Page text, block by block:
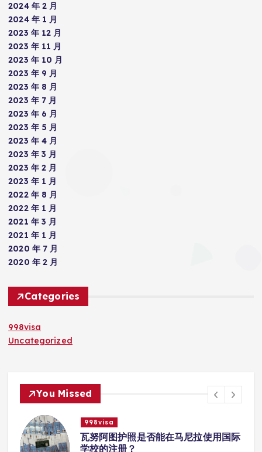
2024 年 2 月
2024 年 1 月
2023 年 12 月
2023 年 11 月
2023 年 10 月
2023 年 9 月
2023 年 8 月
2023 年 7 月
2023 年 6 月
2023 年 5 月
2023 年 4 月
2023 年 3 月
2023 年 2 月
2023 年 1 月
2022 年 8 月
2022 年 1 月
2021 年 3 月
2021 年 1 月
2020 年 7 月
2020 年 2 月
Categories
998visa
Uncategorized
You Missed
998visa
瓦努阿图护照是否能在马尼拉使用国际
学校的注册？